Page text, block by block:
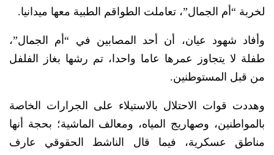
لخربة “أم الجمال”، تعاملت الطواقم الطبية معها ميدانيا.
وأفاد شهود عيان، أن أحد المصابين في “أم الجمال”،
طفلة لا يتجاوز عمرها عاما واحدا، تم رشها بغاز الفلفل
من قبل المستوطنين.
وهددت قوات الاحتلال بالاستيلاء على الجرارات الخاصة
بالمواطنين، وصهاريج المياه، ومعالف الماشية؛ بحجة أنها
مناطق عسكرية، فيما قال الناشط الحقوقي عارف